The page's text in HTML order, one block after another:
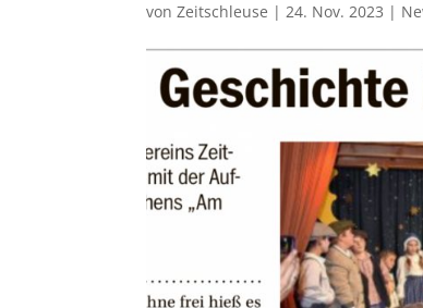
vonZeitschleuse | 24. Nov. 2023 |